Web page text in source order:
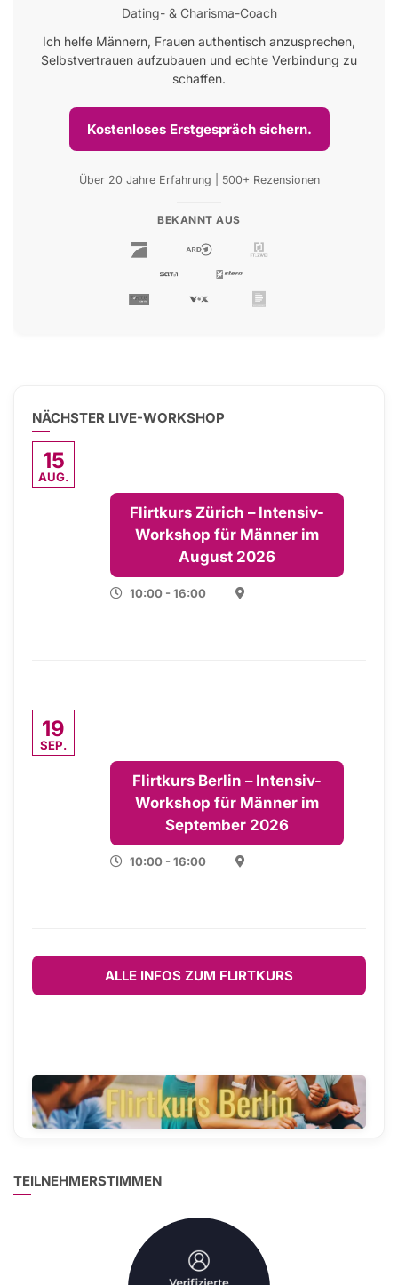
Dating- & Charisma-Coach
Ich helfe Männern, Frauen authentisch anzusprechen,
Selbstvertrauen aufzubauen und echte Verbindung zu
schaffen.
Kostenloses Erstgespräch sichern.
Über 20 Jahre Erfahrung | 500+ Rezensionen
BEKANNT AUS
NÄCHSTER LIVE-WORKSHOP
15
AUG.
Flirtkurs Zürich – Intensiv-
Workshop für Männer im
August 2026
10:00 - 16:00
19
SEP.
Flirtkurs Berlin – Intensiv-
Workshop für Männer im
September 2026
10:00 - 16:00
ALLE INFOS ZUM FLIRTKURS
TEILNEHMERSTIMMEN